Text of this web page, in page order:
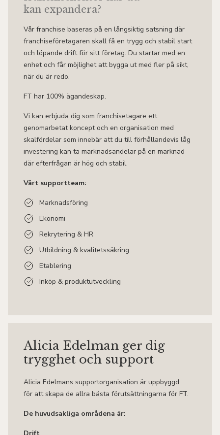
kan expandera?
Vår franchise baseras på en långsiktig satsning där
franchiseföretagaren skall få en trygg och stabil start
och löpande drift för sitt företag. Du startar med en
enhet och får möjlighet att bygga ut med fler på sikt,
när du är redo.
FT har 100% ägandeskap.
Vi kan erbjuda dig som franchisetagare ett
genomarbetat koncept och en organisation med
skalfördelar som innebär att du till förhållandevis låg
investering kan ta marknadsandelar på en marknad
där efterfrågan är hög och stabil.
Vårt supportteam:
Marknadsföring
Ekonomi
Rekrytering & HR
Utbildning & kvalitetssäkring
Etablering
Inköp & produktutveckling
Alicia Edelman ger dig
trygghet och support
Alicia Edelmans supportorganisation är uppbyggd
för att skapa de allra bästa förutsättningarna för FT.
De huvudsakliga områdena är: